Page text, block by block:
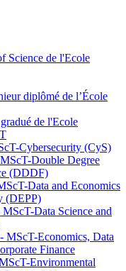
Science de l'Ecole
diplômé de l’École
de l'Ecole
Cybersecurity (CyS)
Double Degree
(DDDF)
Data and Economics
(DEPP)
Data Science and
Economics, Data
Finance
Environmental